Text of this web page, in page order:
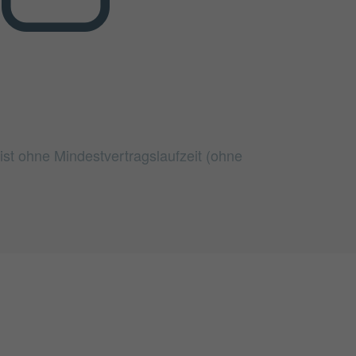
ohne Mindestvertragslaufzeit (ohne